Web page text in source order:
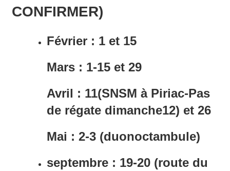
CONFIRMER)
Février : 1 et 15
Mars : 1-15 et 29
Avril : 11(SNSM à Piriac-Pas
de régate dimanche12) et 26
Mai : 2-3 (duonoctambule)
septembre : 19-20 (route du